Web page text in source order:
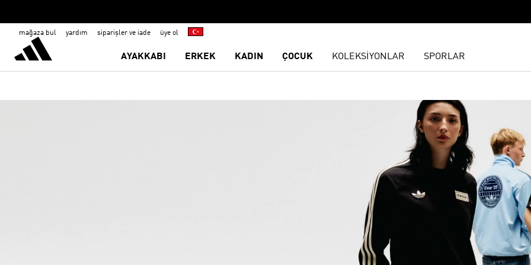
mağaza bul yardım siparişler ve iade üye ol
AYAKKABI ERKEK KADIN ÇOCUK KOLEKSİYONLAR SPORLAR